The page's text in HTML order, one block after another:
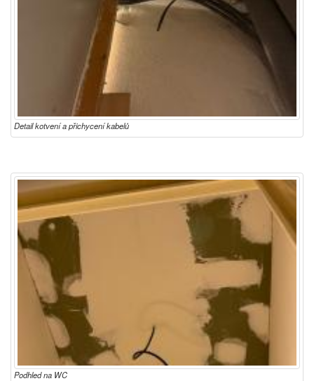
Detail kotvení a přichycení kabelů
Podhled na WC